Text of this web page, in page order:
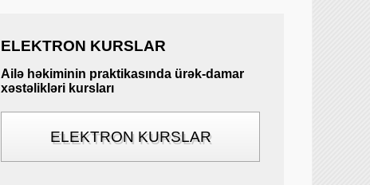
ELEKTRON KURSLAR
Ailə həkiminin praktikasında ürək-damar
xəstəlikləri kursları
ELEKTRON KURSLAR